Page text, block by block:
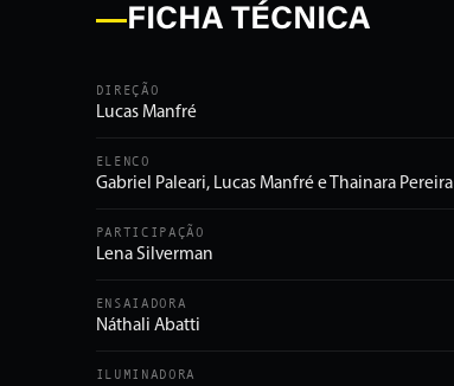
FICHA TÉCNICA
DIREÇÃO
Lucas Manfré
ELENCO
Gabriel Paleari, Lucas Manfré e Thainara Pereira
PARTICIPAÇÃO
Lena Silverman
ENSAIADORA
Náthali Abatti
ILUMINADORA